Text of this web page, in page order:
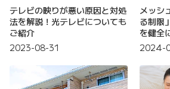
テレビの映りが悪い原因と対処
法を解説！光テレビについても
ご紹介
2023-08-31
メッシ
る制限
を健全
2024-